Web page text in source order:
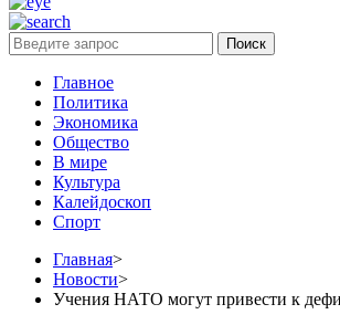
Главное
Политика
Экономика
Общество
В мире
Культура
Калейдоскоп
Спорт
Главная>
Новости>
Учения НАТО могут привести к